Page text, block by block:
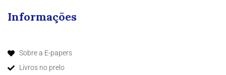
Informações
Sobre a E-papers
Livros no prelo